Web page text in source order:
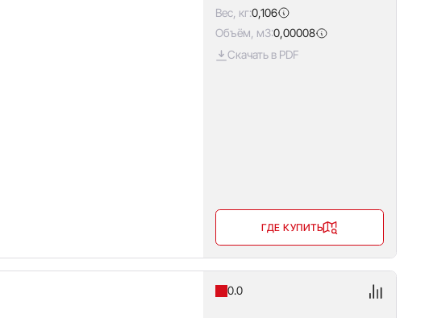
Вес, кг:0,106
Объём, м3:0,00008
Скачать в PDF
ГДЕ КУПИТЬ
0.0